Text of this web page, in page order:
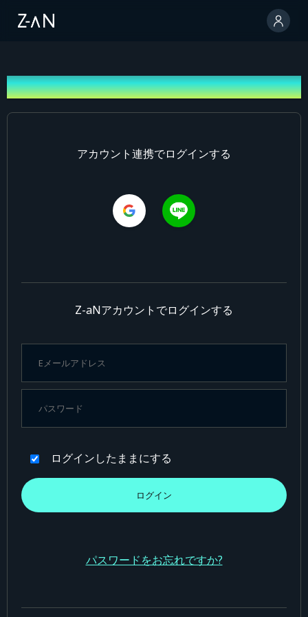
ログイン
アカウント連携でログインする
Z-aNアカウントでログインする
ログインしたままにする
パスワードをお忘れですか?